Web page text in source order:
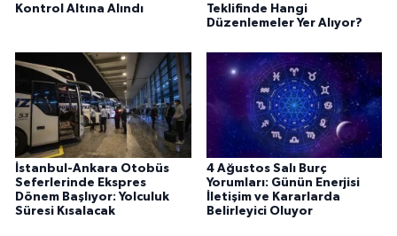
Kontrol Altına Alındı
Teklifinde Hangi
Düzenlemeler Yer Alıyor?
İstanbul-Ankara Otobüs
Seferlerinde Ekspres
Dönem Başlıyor: Yolculuk
Süresi Kısalacak
4 Ağustos Salı Burç
Yorumları: Günün Enerjisi
İletişim ve Kararlarda
Belirleyici Oluyor